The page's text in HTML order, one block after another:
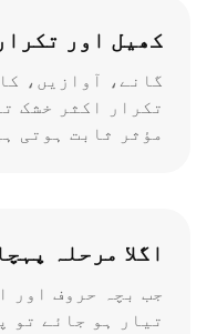
کھیل اور تکرار
گانے، آوازیں،
تکرار اکثر خشک
مؤثر ثابت ہوتی
اگلا مرحلہ
جب بچہ حروف اور
تیار ہو جائے تو